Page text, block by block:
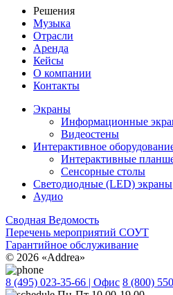
Решения
Музыка
Отрасли
Аренда
Кейсы
О компании
Контакты
Экраны
Информационные
Видеостены
Интерактивное
Интерактивные
Сенсорные столы
Светодиодные (LED) экраны
Аудио
Сводная Ведомость
Перечень мероприятий СОУТ
Гарантийное обслуживание
© 2026 «Addrea»
8 (495) 023-35-66 | Офис 8 (800)